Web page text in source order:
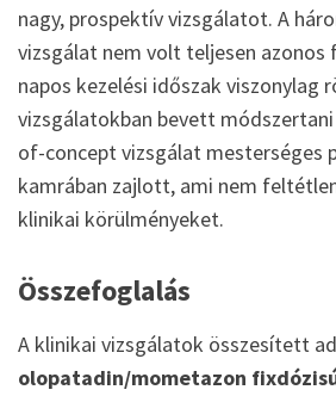
nagy, prospektív vizsgálatot. A
vizsgálat nem volt teljesen azonos
napos kezelési időszak viszonylag
vizsgálatokban bevett
of-concept vizsgálat mesterséges
kamrában zajlott, ami nem
klinikai körülményeket.
Összefoglalás
A klinikai vizsgálatok összesített
olopatadin/mometazon